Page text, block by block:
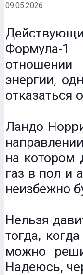
09.05.2026
Формула-
энергии,
отказаться
Ландо
на котором
газ в пол и
неизбежно
Нельзя
тогда,
можно
Надеюсь,